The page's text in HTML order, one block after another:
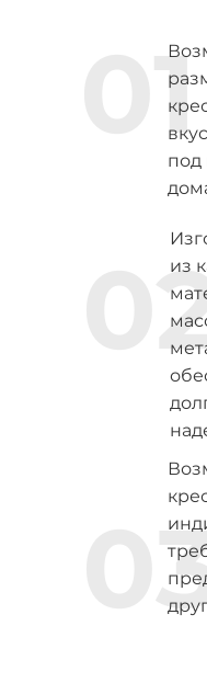
под
из
01